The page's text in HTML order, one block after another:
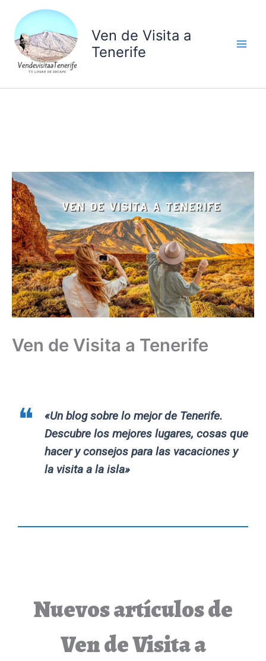
contenido
Ven de Visita a
Tenerife
Ven de Visita a Tenerife
«Un blog sobre lo mejor de Tenerife.
Descubre los mejores lugares, cosas que
hacer y consejos para las vacaciones y
la visita a la isla»
Nuevos artículos de
Ven de Visita a